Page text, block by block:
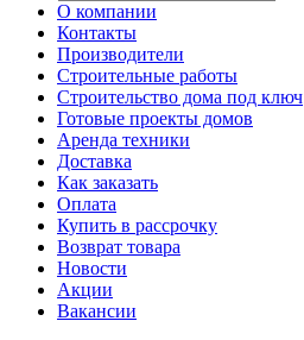
О компании
Контакты
Производители
Строительные работы
Строительство дома под ключ
Готовые проекты домов
Аренда техники
Доставка
Как заказать
Оплата
Купить в рассрочку
Возврат товара
Новости
Акции
Вакансии